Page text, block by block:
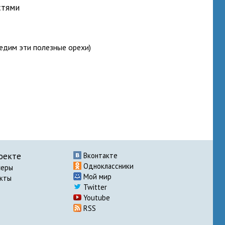
эти полезные орехи)
Вконтакте
Одноклассники
Мой мир
Twitter
Youtube
RSS